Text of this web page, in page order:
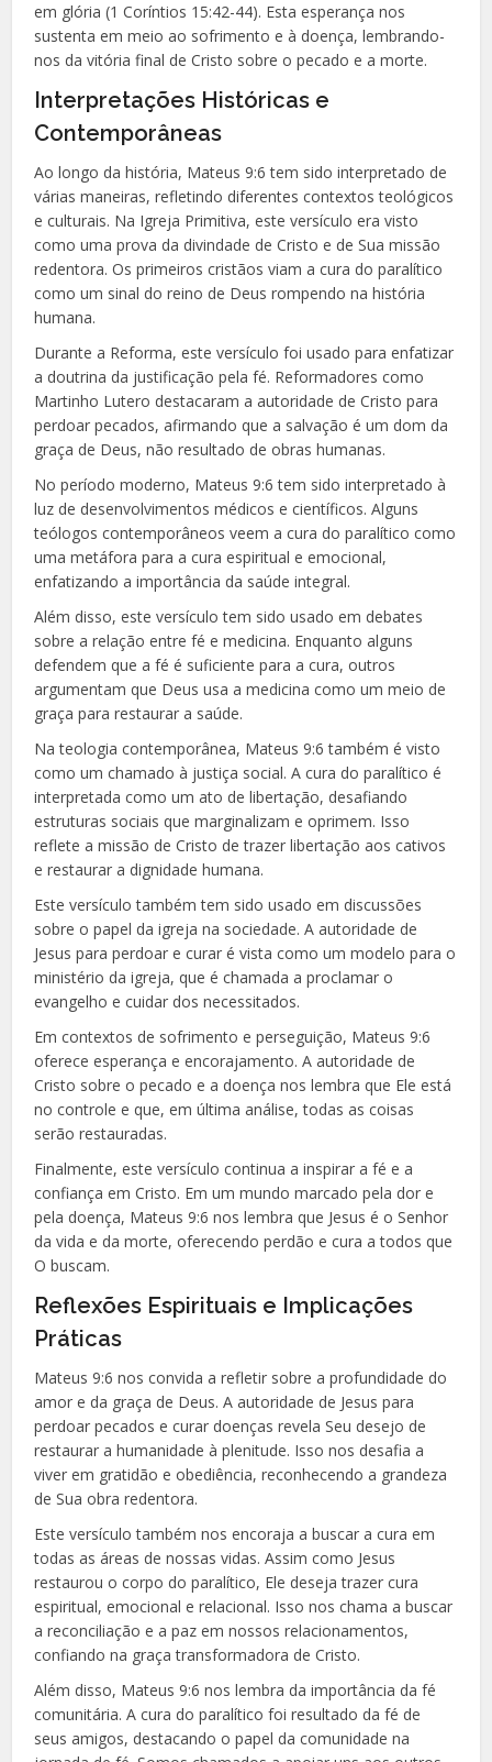
em glória (1 Coríntios 15:42-44). Esta esperança nos
sustenta em meio ao sofrimento e à doença, lembrando-
nos da vitória final de Cristo sobre o pecado e a morte.
Interpretações Históricas e
Contemporâneas
Ao longo da história, Mateus 9:6 tem sido interpretado de
várias maneiras, refletindo diferentes contextos teológicos
e culturais. Na Igreja Primitiva, este versículo era visto
como uma prova da divindade de Cristo e de Sua missão
redentora. Os primeiros cristãos viam a cura do paralítico
como um sinal do reino de Deus rompendo na história
humana.
Durante a Reforma, este versículo foi usado para enfatizar
a doutrina da justificação pela fé. Reformadores como
Martinho Lutero destacaram a autoridade de Cristo para
perdoar pecados, afirmando que a salvação é um dom da
graça de Deus, não resultado de obras humanas.
No período moderno, Mateus 9:6 tem sido interpretado à
luz de desenvolvimentos médicos e científicos. Alguns
teólogos contemporâneos veem a cura do paralítico como
uma metáfora para a cura espiritual e emocional,
enfatizando a importância da saúde integral.
Além disso, este versículo tem sido usado em debates
sobre a relação entre fé e medicina. Enquanto alguns
defendem que a fé é suficiente para a cura, outros
argumentam que Deus usa a medicina como um meio de
graça para restaurar a saúde.
Na teologia contemporânea, Mateus 9:6 também é visto
como um chamado à justiça social. A cura do paralítico é
interpretada como um ato de libertação, desafiando
estruturas sociais que marginalizam e oprimem. Isso
reflete a missão de Cristo de trazer libertação aos cativos
e restaurar a dignidade humana.
Este versículo também tem sido usado em discussões
sobre o papel da igreja na sociedade. A autoridade de
Jesus para perdoar e curar é vista como um modelo para o
ministério da igreja, que é chamada a proclamar o
evangelho e cuidar dos necessitados.
Em contextos de sofrimento e perseguição, Mateus 9:6
oferece esperança e encorajamento. A autoridade de
Cristo sobre o pecado e a doença nos lembra que Ele está
no controle e que, em última análise, todas as coisas
serão restauradas.
Finalmente, este versículo continua a inspirar a fé e a
confiança em Cristo. Em um mundo marcado pela dor e
pela doença, Mateus 9:6 nos lembra que Jesus é o Senhor
da vida e da morte, oferecendo perdão e cura a todos que
O buscam.
Reflexões Espirituais e Implicações
Práticas
Mateus 9:6 nos convida a refletir sobre a profundidade do
amor e da graça de Deus. A autoridade de Jesus para
perdoar pecados e curar doenças revela Seu desejo de
restaurar a humanidade à plenitude. Isso nos desafia a
viver em gratidão e obediência, reconhecendo a grandeza
de Sua obra redentora.
Este versículo também nos encoraja a buscar a cura em
todas as áreas de nossas vidas. Assim como Jesus
restaurou o corpo do paralítico, Ele deseja trazer cura
espiritual, emocional e relacional. Isso nos chama a buscar
a reconciliação e a paz em nossos relacionamentos,
confiando na graça transformadora de Cristo.
Além disso, Mateus 9:6 nos lembra da importância da fé
comunitária. A cura do paralítico foi resultado da fé de
seus amigos, destacando o papel da comunidade na